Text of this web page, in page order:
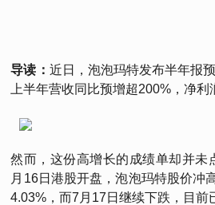
导读： 近日，泡泡玛特发布半年报
上半年营收同比预增超200%，净利
然而，这份高增长的成绩单却并未
月16日港股开盘，泡泡玛特股价冲
4.03%，而7月17日继续下跌，目前